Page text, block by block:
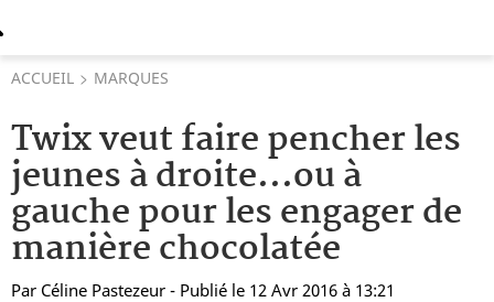
ACCUEIL MARQUES
Twix veut faire pencher les
jeunes à droite...ou à
gauche pour les engager de
manière chocolatée
Par Céline Pastezeur - Publié le 12 Avr 2016 à 13:21